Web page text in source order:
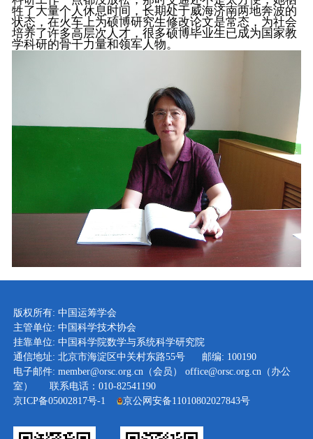
牲了大量个人休息时间，长期处于威海济南两地奔波的
状态，在火车上为硕博研究生修改论文是常态，为社会
培养了许多高层次人才，很多硕博毕业生已成为国家教
学科研的骨干力量和领军人物。
版权所有: 中国运筹学会
主管单位: 中国科学技术协会
挂靠单位: 中国科学院数学与系统科学研究院
通信地址: 北京市海淀区中关村东路55号 邮编: 100190
电子邮件: member@orsc.org.cn（会员） office@orsc.org.cn（办公
室） 联系电话：010-82541190
京ICP备05002817号-1
京公网安备11010802027843号